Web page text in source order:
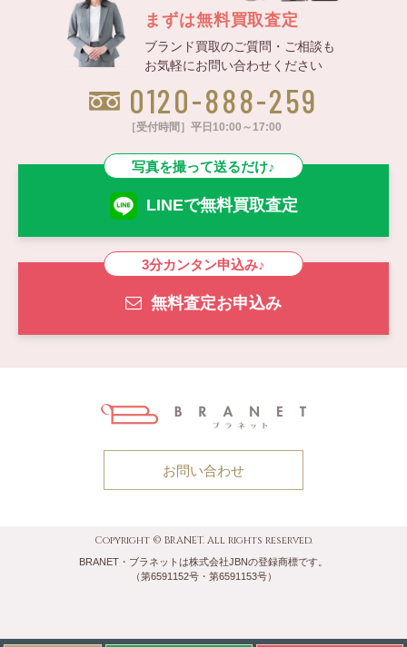
まずは無料買取査定
ブランド買取のご質問・ご相談も
お気軽にお問い合わせください
0120-888-259
［受付時間］平日10:00～17:00
LINEで無料買取査定
写真を撮って送るだけ♪
無料査定お申込み
3分カンタン申込み♪
お問い合わせ
Copyright © BRANET. All rights reserved.
BRANET・ブラネットは株式会社JBNの登録商標です。
（第6591152号・第6591153号）